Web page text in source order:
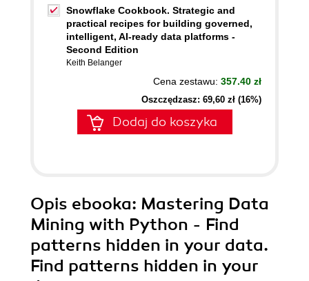
Snowflake Cookbook. Strategic and
practical recipes for building governed,
intelligent, AI-ready data platforms -
Second Edition
Keith Belanger
Cena zestawu: 357.40 zł
Oszczędzasz: 69,60 zł (16%)
Dodaj do koszyka
Opis ebooka: Mastering Data
Mining with Python - Find
patterns hidden in your data.
Find patterns hidden in your